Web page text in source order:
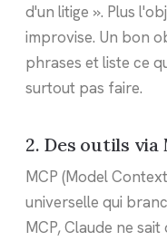
d'un litige ». Plus
improvise. Un bon
phrases et liste ce
surtout pas faire.
2. Des outils via
MCP (Model
universelle qui
MCP, Claude ne